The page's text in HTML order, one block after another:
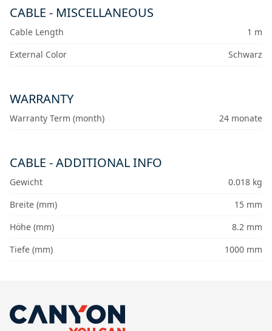
CABLE - MISCELLANEOUS
Cable Length
1 m
External Color
Schwarz
WARRANTY
Warranty Term (month) 24 monate
CABLE - ADDITIONAL INFO
Gewicht
0.018 kg
Breite (mm)
15 mm
Höhe (mm)
8.2 mm
Tiefe (mm)
1000 mm